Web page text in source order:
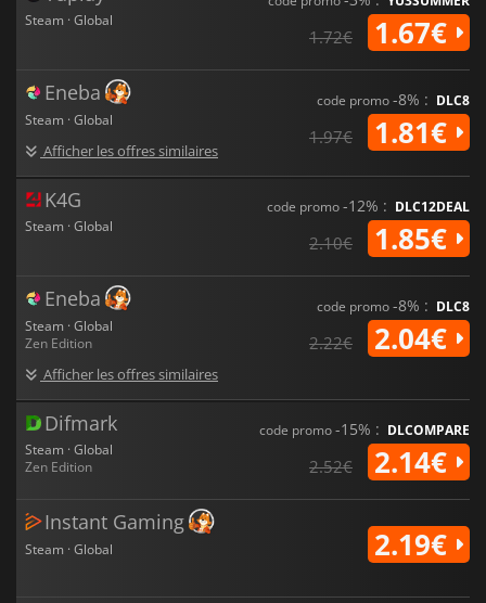
Steam · Global
1.72€ 1.67€
Eneba
Steam · Global
Afficher les offres similaires
code promo-8% : DLC8
1.97€ 1.81€
K4G
Steam · Global
code promo-12% : DLC12DEAL
2.10€ 1.85€
Eneba
Steam · Global
Zen Edition
Afficher les offres similaires
code promo-8% : DLC8
2.22€ 2.04€
Difmark
Steam · Global
Zen Edition
code promo-15% : DLCOMPARE
2.52€ 2.14€
Instant Gaming
Steam · Global 2.19€